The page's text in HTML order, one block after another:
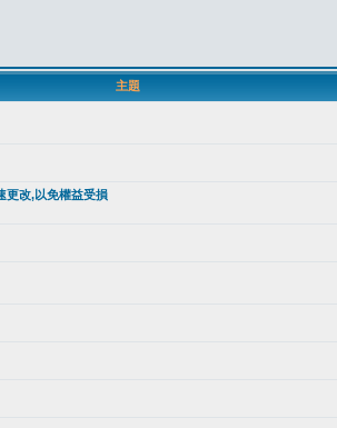
主題
更改,以免權益受損